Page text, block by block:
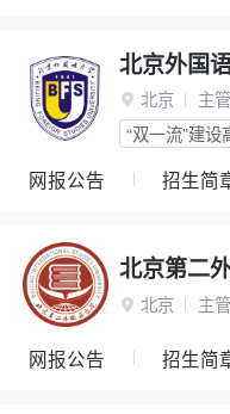
北京外国
 北京 主
“双一流”建设
网报公告 招生简
北京第二
 北京 主
网报公告 招生简